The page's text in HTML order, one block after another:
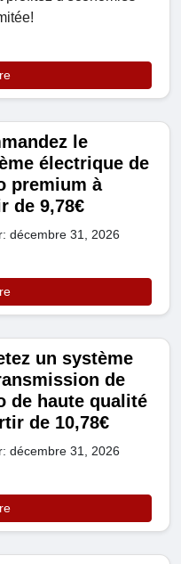
le
électrique de
premium à
de 9,78€
décembre 31, 2026
un système
de
de haute qualité
de 10,78€
décembre 31, 2026